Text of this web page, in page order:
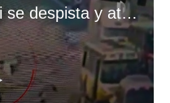
CORREO | Ate: Combi se despista y atropella a tres personas en la Carretera Central